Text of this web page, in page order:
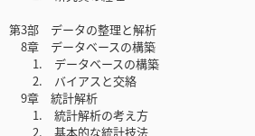
第3部 データの整理と解析
8章 データベースの構築
1. データベースの構築
2. バイアスと交絡
9章 統計解析
1. 統計解析の考え方
2. 基本的な統計技法